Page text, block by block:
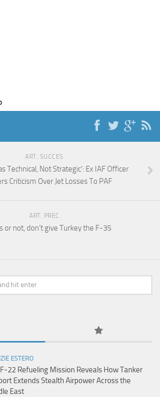
ART. SUCCES.
Technical, Not Strategic’: Ex IAF Officer
Criticism Over Jet Losses To PAF
ART. PREC.
or not, don’t give Turkey the F-35
ESTERO
F-22 Refueling Mission Reveals How Tanker
Extends Stealth Airpower Across the
East